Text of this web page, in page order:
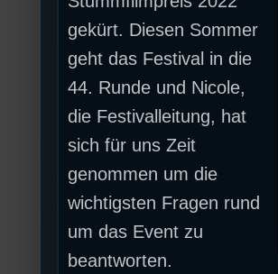
gekürt. Diesen Sommer
geht das Festival in die
44. Runde und Nicole,
die Festivalleitung, hat
sich für uns Zeit
genommen um die
wichtigsten Fragen rund
um das Event zu
beantworten.